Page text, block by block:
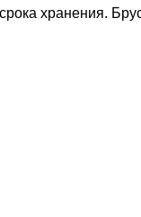
хранения.